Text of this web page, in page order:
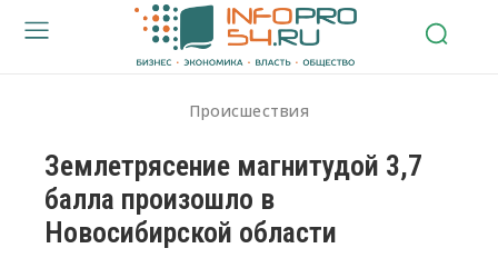
Происшествия
Землетрясение магнитудой 3,7
балла произошло в
Новосибирской области